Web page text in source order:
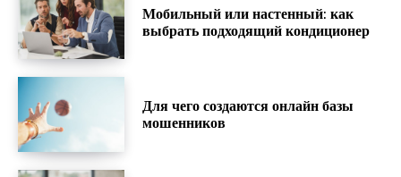
Мобильный или настенный: как
выбрать подходящий кондиционер
Для чего создаются онлайн базы
мошенников